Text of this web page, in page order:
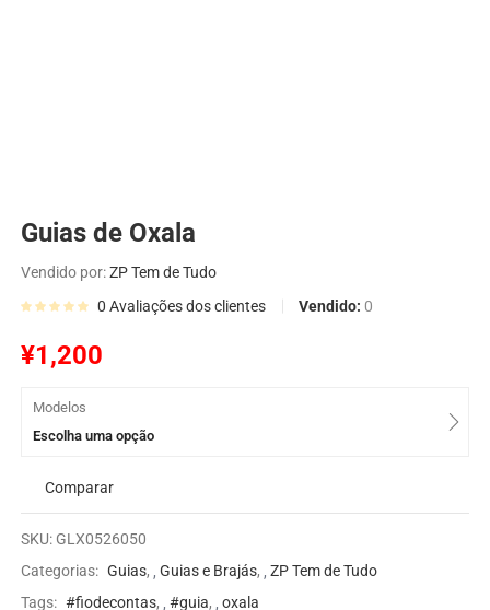
Guias de Oxala
Vendido por:ZP Tem de Tudo
0 Avaliações dos clientes Vendido:0
¥1,200
Modelos
Escolha uma opção
Comparar
SKU: GLX0526050
Categorias: Guias, Guias e Brajás,
ZP Tem de Tudo
Tags: #fiodecontas, #guia, oxala